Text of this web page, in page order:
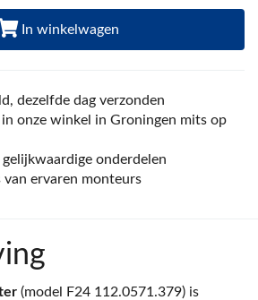
In winkelwagen
dezelfde dag verzonden
onze winkel in Groningen mits op
onderdelen
van ervaren monteurs
(model F24 112.0571.379) is